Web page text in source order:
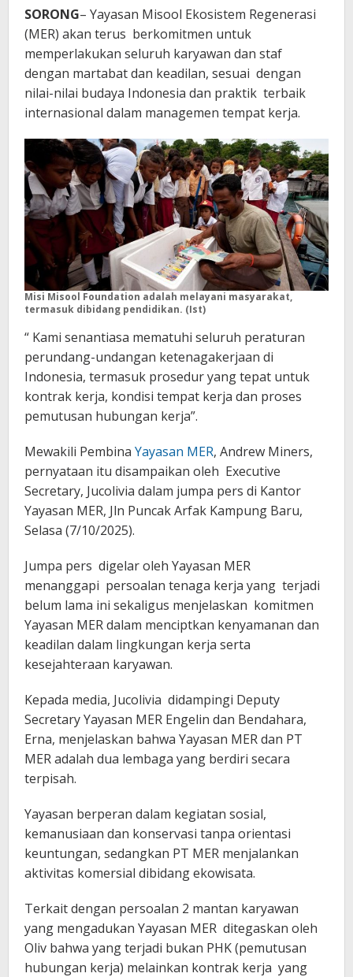
SORONG– Yayasan Misool Ekosistem Regenerasi
(MER) akan terus berkomitmen untuk
memperlakukan seluruh karyawan dan staf
dengan martabat dan keadilan, sesuai dengan
nilai-nilai budaya Indonesia dan praktik terbaik
internasional dalam managemen tempat kerja.
Misi Misool Foundation adalah melayani masyarakat,
termasuk dibidang pendidikan. (Ist)
“ Kami senantiasa mematuhi seluruh peraturan
perundang-undangan ketenagakerjaan di
Indonesia, termasuk prosedur yang tepat untuk
kontrak kerja, kondisi tempat kerja dan proses
pemutusan hubungan kerja”.
Mewakili Pembina Yayasan MER, Andrew Miners,
pernyataan itu disampaikan oleh Executive
Secretary, Jucolivia dalam jumpa pers di Kantor
Yayasan MER, Jln Puncak Arfak Kampung Baru,
Selasa (7/10/2025).
Jumpa pers digelar oleh Yayasan MER
menanggapi persoalan tenaga kerja yang terjadi
belum lama ini sekaligus menjelaskan komitmen
Yayasan MER dalam menciptkan kenyamanan dan
keadilan dalam lingkungan kerja serta
kesejahteraan karyawan.
Kepada media, Jucolivia didampingi Deputy
Secretary Yayasan MER Engelin dan Bendahara,
Erna, menjelaskan bahwa Yayasan MER dan PT
MER adalah dua lembaga yang berdiri secara
terpisah.
Yayasan berperan dalam kegiatan sosial,
kemanusiaan dan konservasi tanpa orientasi
keuntungan, sedangkan PT MER menjalankan
aktivitas komersial dibidang ekowisata.
Terkait dengan persoalan 2 mantan karyawan
yang mengadukan Yayasan MER ditegaskan oleh
Oliv bahwa yang terjadi bukan PHK (pemutusan
hubungan kerja) melainkan kontrak kerja yang